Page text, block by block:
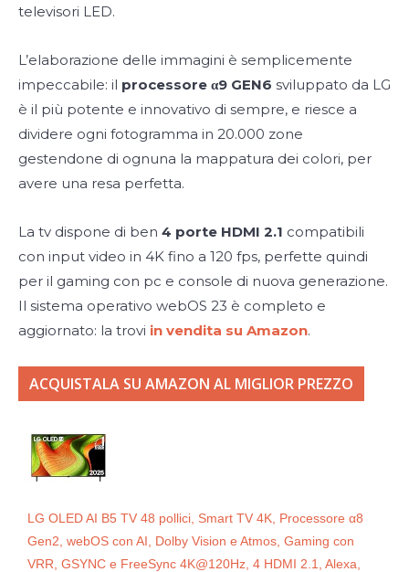
televisori LED.
L’elaborazione delle immagini è semplicemente
impeccabile: il processore α9 GEN6 sviluppato da LG
è il più potente e innovativo di sempre, e riesce a
dividere ogni fotogramma in 20.000 zone
gestendone di ognuna la mappatura dei colori, per
avere una resa perfetta.
La tv dispone di ben 4 porte HDMI 2.1 compatibili
con input video in 4K fino a 120 fps, perfette quindi
per il gaming con pc e console di nuova generazione.
Il sistema operativo webOS 23 è completo e
aggiornato: la trovi in vendita su Amazon.
ACQUISTALA SU AMAZON AL MIGLIOR PREZZO
LG OLED AI B5 TV 48 pollici, Smart TV 4K, Processore α8
Gen2, webOS con AI, Dolby Vision e Atmos, Gaming con
VRR, GSYNC e FreeSync 4K@120Hz, 4 HDMI 2.1, Alexa,